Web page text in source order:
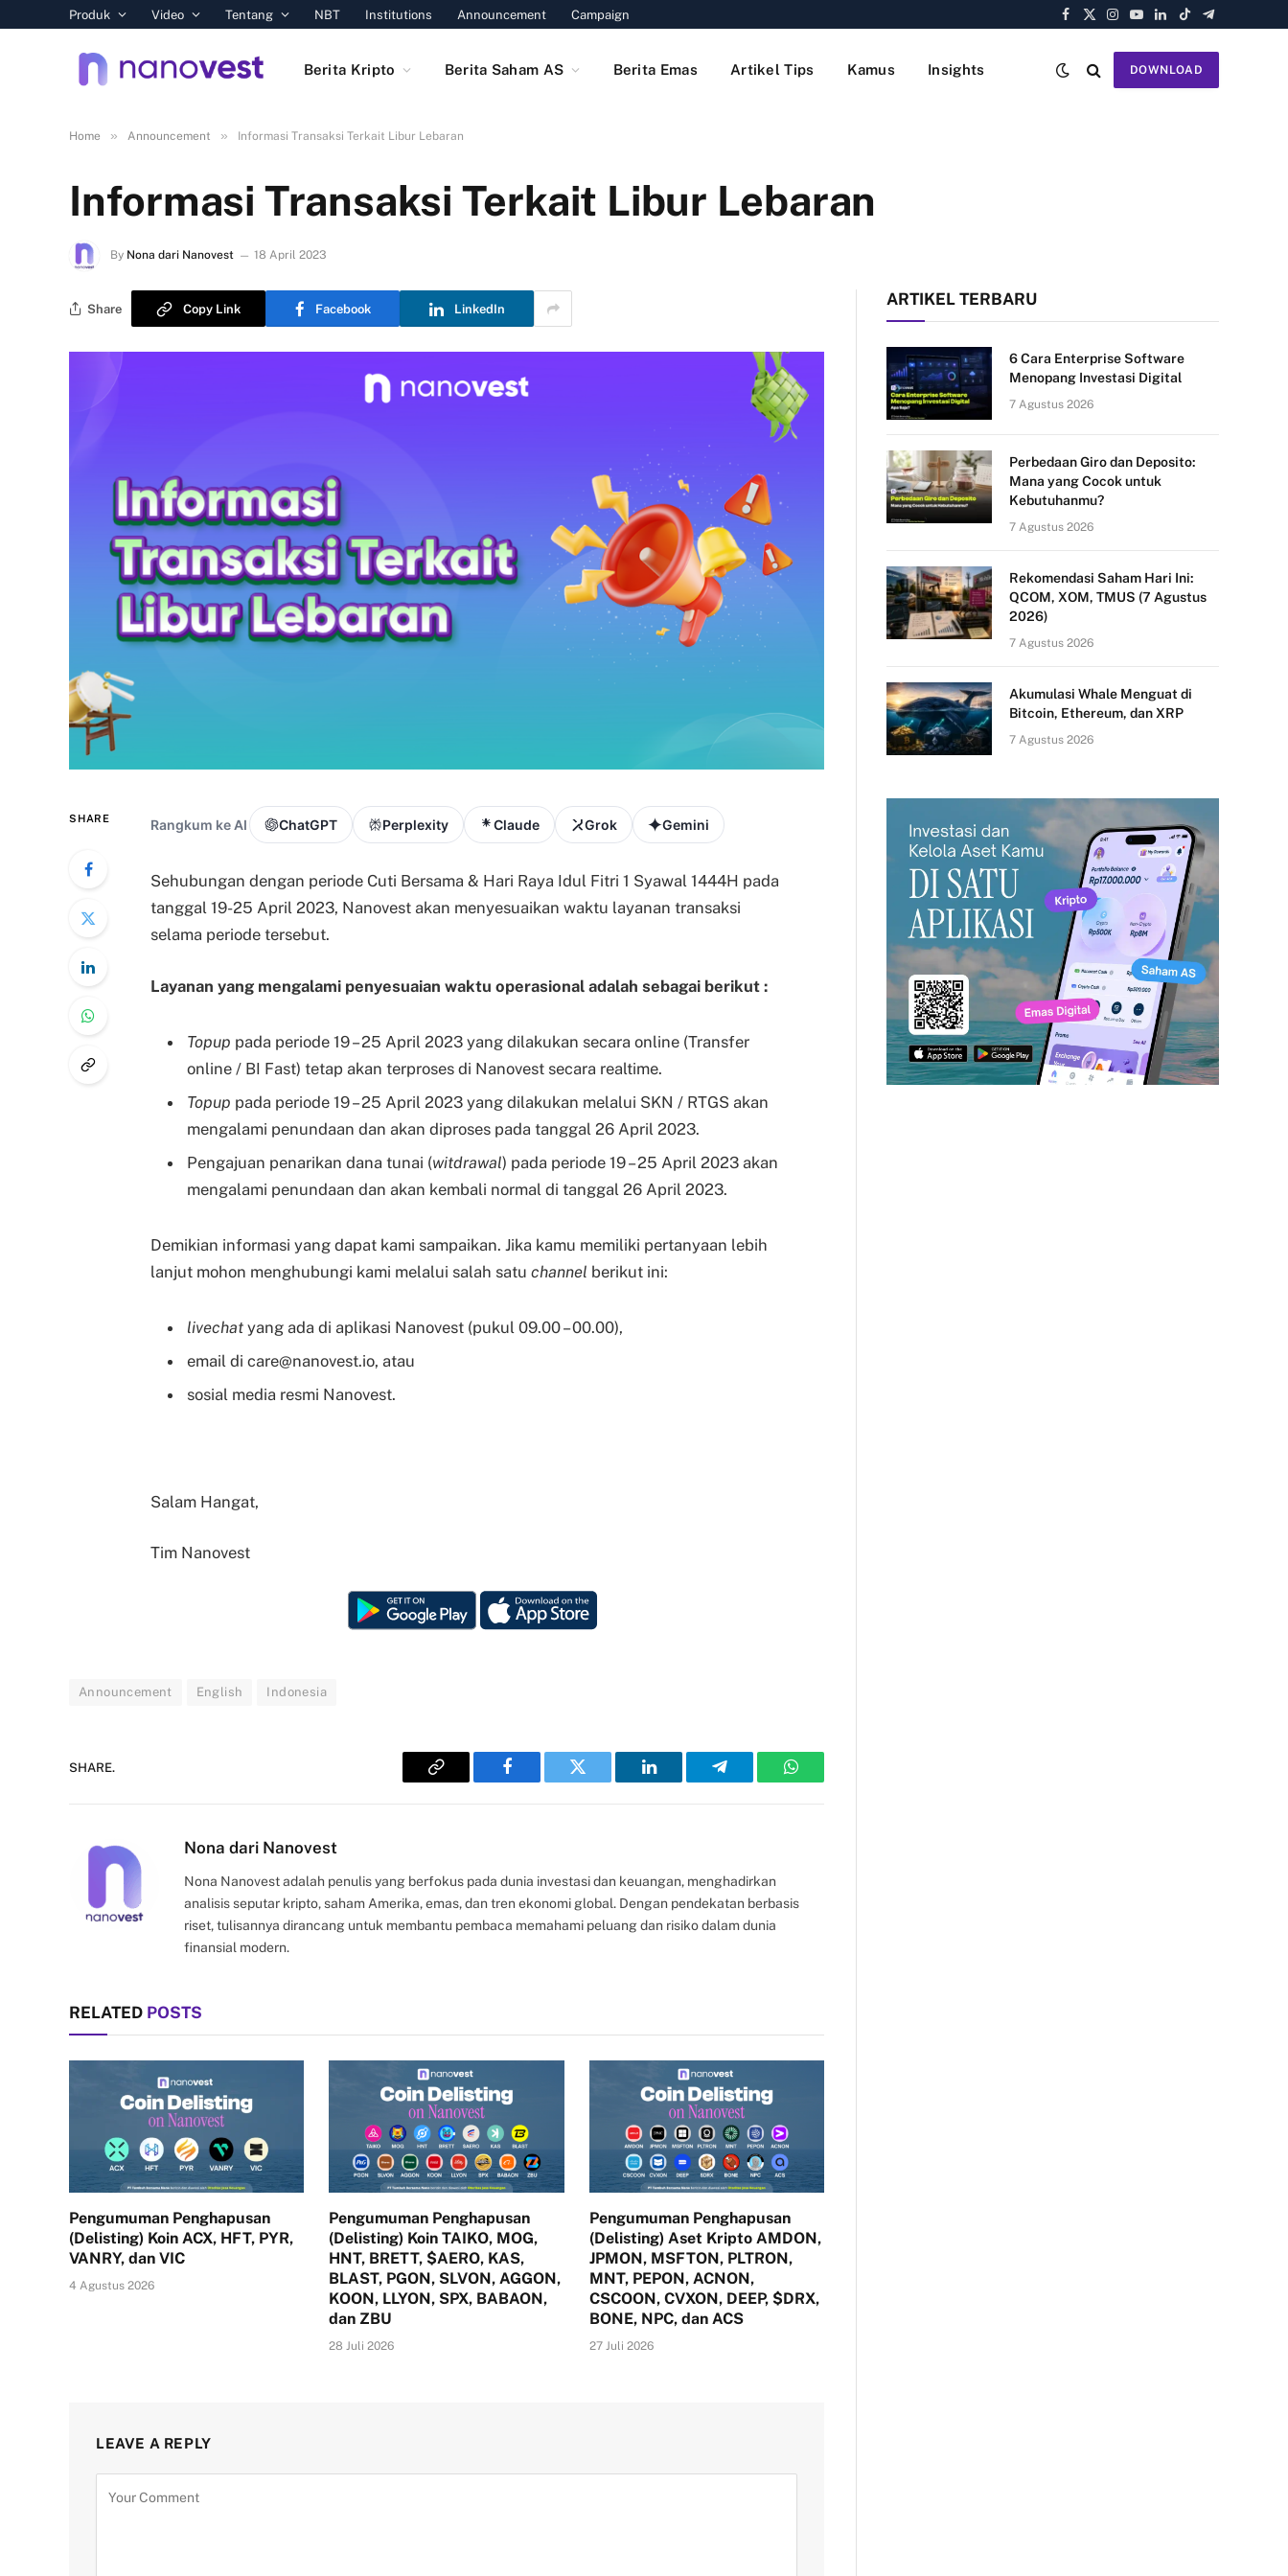
Produk Video Tentang NBT Institutions Announcement Campaign
Facebook
X
Instagram
YouTube
LinkedIn
TikTokTelegram
Berita Kripto Berita Saham AS Berita Emas Artikel Tips Kamus Insights DOWNLOAD
Home » Announcement » Informasi Transaksi Terkait Libur Lebaran
Informasi Transaksi Terkait Libur Lebaran
By Nona dari Nanovest 18 April 2023
Share Copy Link Facebook LinkedIn
SHARE Rangkum ke AI ChatGPT Perplexity Claude Grok Gemini
Sehubungan dengan periode Cuti Bersama & Hari Raya Idul Fitri 1 Syawal 1444H pada
tanggal 19-25 April 2023, Nanovest akan menyesuaikan waktu layanan transaksi
selama periode tersebut.
Layanan yang mengalami penyesuaian waktu operasional adalah sebagai berikut :
Topup pada periode 19 – 25 April 2023 yang dilakukan secara online (Transfer
online / BI Fast) tetap akan terproses di Nanovest secara realtime.
Topup pada periode 19 – 25 April 2023 yang dilakukan melalui SKN / RTGS akan
mengalami penundaan dan akan diproses pada tanggal 26 April 2023.
Pengajuan penarikan dana tunai (witdrawal) pada periode 19 – 25 April 2023 akan
mengalami penundaan dan akan kembali normal di tanggal 26 April 2023.
Demikian informasi yang dapat kami sampaikan. Jika kamu memiliki pertanyaan lebih
lanjut mohon menghubungi kami melalui salah satu channel berikut ini:
livechat yang ada di aplikasi Nanovest (pukul 09.00 – 00.00),
email di care@nanovest.io, atau
sosial media resmi Nanovest.
Salam Hangat,
Tim Nanovest
Announcement English Indonesia
SHARE.
Copy
Facebook Twitter LinkedIn Telegram WhatsApp
Nona dari Nanovest
Nona Nanovest adalah penulis yang berfokus pada dunia investasi dan keuangan, menghadirkan
analisis seputar kripto, saham Amerika, emas, dan tren ekonomi global. Dengan pendekatan berbasis
riset, tulisannya dirancang untuk membantu pembaca memahami peluang dan risiko dalam dunia
finansial modern.
RELATED POSTS
Pengumuman Penghapusan
(Delisting) Koin ACX, HFT, PYR,
VANRY, dan VIC
4 Agustus 2026
Pengumuman Penghapusan
(Delisting) Koin TAIKO, MOG,
HNT, BRETT, $AERO, KAS,
BLAST, PGON, SLVON, AGGON,
KOON, LLYON, SPX, BABAON,
dan ZBU
28 Juli 2026
Pengumuman Penghapusan
(Delisting) Aset Kripto AMDON,
JPMON, MSFTON, PLTRON,
MNT, PEPON, ACNON,
CSCOON, CVXON, DEEP, $DRX,
BONE, NPC, dan ACS
27 Juli 2026
LEAVE A REPLY
ARTIKEL TERBARU
6 Cara Enterprise Software
Menopang Investasi Digital
7 Agustus 2026
Perbedaan Giro dan Deposito:
Mana yang Cocok untuk
Kebutuhanmu?
7 Agustus 2026
Rekomendasi Saham Hari Ini:
QCOM, XOM, TMUS (7 Agustus
2026)
7 Agustus 2026
Akumulasi Whale Menguat di
Bitcoin, Ethereum, dan XRP
7 Agustus 2026